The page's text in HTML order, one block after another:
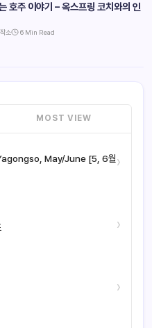
호주 이야기 – 옥스프링 코치와의 인
소 6 Min Read
MOST VIEW
May/June [5, 6월›
›
›